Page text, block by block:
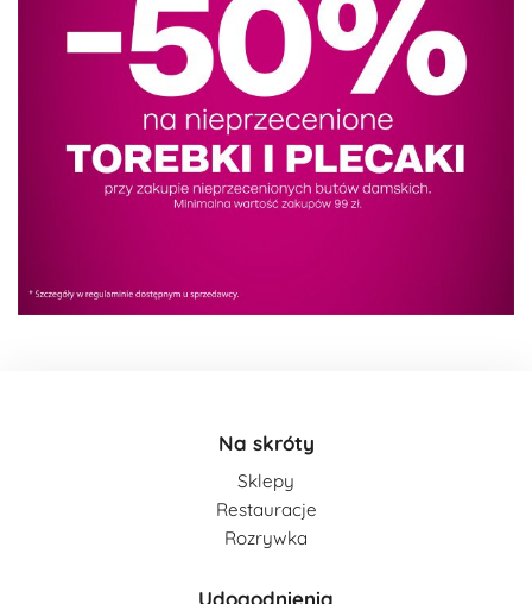
Na skróty
Sklepy
Restauracje
Rozrywka
Udogodnienia